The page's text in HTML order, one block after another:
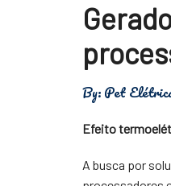
Energia
Física
Meio Ambiente
Tecnologia
By:Pet
Efeito
A busca por